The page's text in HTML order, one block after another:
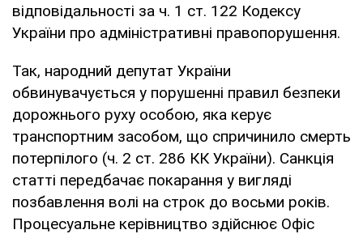
відповідальності за ч. 1 ст. 122 Кодексу
України про адміністративні правопорушення.
Так, народний депутат України
обвинувачується у порушенні правил безпеки
дорожнього руху особою, яка керує
транспортним засобом, що спричинило смерть
потерпілого (ч. 2 ст. 286 КК України). Санкція
статті передбачає покарання у вигляді
позбавлення волі на строк до восьми років.
Процесуальне керівництво здійснює Офіс